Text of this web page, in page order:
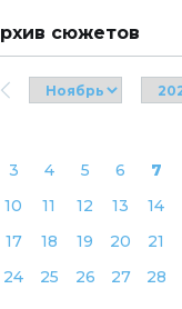
сюжетов
3
4 5 6 7
10
11 12 13 14
17
18 19 20 21
24
25 26 27 28